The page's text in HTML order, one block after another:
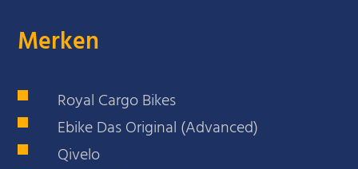
Merken
Royal Cargo Bikes
Ebike Das Original (Advanced)
Qivelo